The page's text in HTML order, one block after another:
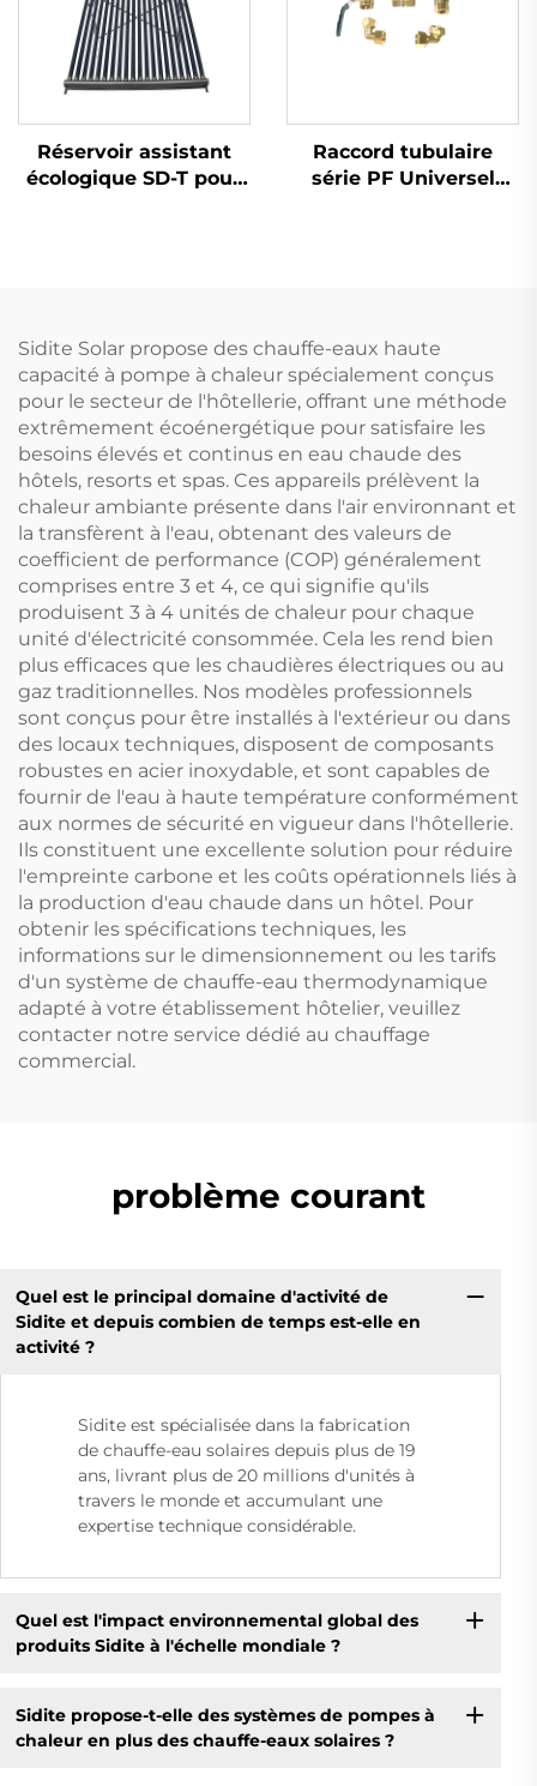
Réservoir assistant
écologique SD-T pour
extérieur dans les
hôtels
Raccord tubulaire
série PF Universel
solaires
Sidite Solar propose des chauffe-eaux haute
capacité à pompe à chaleur spécialement conçus
pour le secteur de l'hôtellerie, offrant une méthode
extrêmement écoénergétique pour satisfaire les
besoins élevés et continus en eau chaude des
hôtels, resorts et spas. Ces appareils prélèvent la
chaleur ambiante présente dans l'air environnant et
la transfèrent à l'eau, obtenant des valeurs de
coefficient de performance (COP) généralement
comprises entre 3 et 4, ce qui signifie qu'ils
produisent 3 à 4 unités de chaleur pour chaque
unité d'électricité consommée. Cela les rend bien
plus efficaces que les chaudières électriques ou au
gaz traditionnelles. Nos modèles professionnels
sont conçus pour être installés à l'extérieur ou dans
des locaux techniques, disposent de composants
robustes en acier inoxydable, et sont capables de
fournir de l'eau à haute température conformément
aux normes de sécurité en vigueur dans l'hôtellerie.
Ils constituent une excellente solution pour réduire
l'empreinte carbone et les coûts opérationnels liés à
la production d'eau chaude dans un hôtel. Pour
obtenir les spécifications techniques, les
informations sur le dimensionnement ou les tarifs
d'un système de chauffe-eau thermodynamique
adapté à votre établissement hôtelier, veuillez
contacter notre service dédié au chauffage
commercial.
problème courant
Quel est le principal domaine d'activité de
Sidite et depuis combien de temps est-elle en
activité ?
Sidite est spécialisée dans la fabrication
de chauffe-eau solaires depuis plus de 19
ans, livrant plus de 20 millions d'unités à
travers le monde et accumulant une
expertise technique considérable.
Quel est l'impact environnemental global des
produits Sidite à l'échelle mondiale ?
Sidite propose-t-elle des systèmes de pompes à
chaleur en plus des chauffe-eaux solaires ?